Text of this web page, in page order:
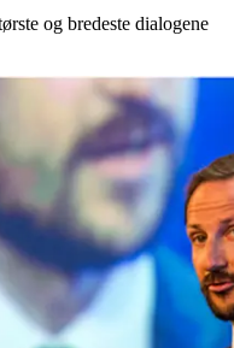
og bredeste dialogene